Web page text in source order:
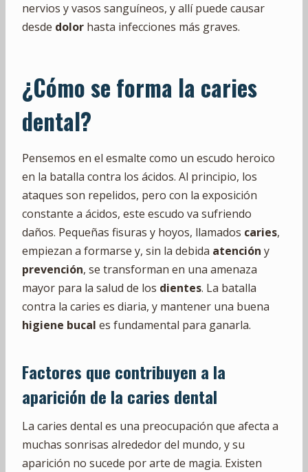
nervios y vasos sanguíneos, y allí puede causar
desde dolor hasta infecciones más graves.
¿Cómo se forma la caries
dental?
Pensemos en el esmalte como un escudo heroico
en la batalla contra los ácidos. Al principio, los
ataques son repelidos, pero con la exposición
constante a ácidos, este escudo va sufriendo
daños. Pequeñas fisuras y hoyos, llamados caries,
empiezan a formarse y, sin la debida atención y
prevención, se transforman en una amenaza
mayor para la salud de los dientes. La batalla
contra la caries es diaria, y mantener una buena
higiene bucal es fundamental para ganarla.
Factores que contribuyen a la
aparición de la caries dental
La caries dental es una preocupación que afecta a
muchas sonrisas alrededor del mundo, y su
aparición no sucede por arte de magia. Existen